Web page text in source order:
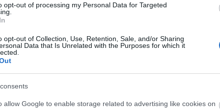
opt-out of processing my Personal Data for Targeted
opt-out of Collection, Use, Retention, Sale, and/or Sharing
Data that Is Unrelated with the Purposes for which it
allow Google to enable storage related to advertising like cookies on
kell, megígértem, hogy most nem fogom baszni el. Ez már
csak szélmalomharc. Lírikai gazpacho, ez itt a zárszó. Feleletnek
rovata.